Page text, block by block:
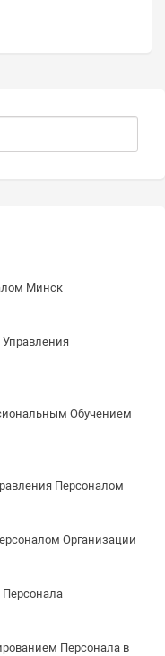
Минск
Обучением
Персоналом
Организации
Персонала в